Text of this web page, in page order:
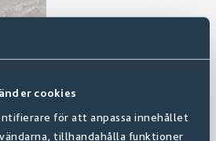
cookies
för att anpassa innehållet
tillhandahålla funktioner